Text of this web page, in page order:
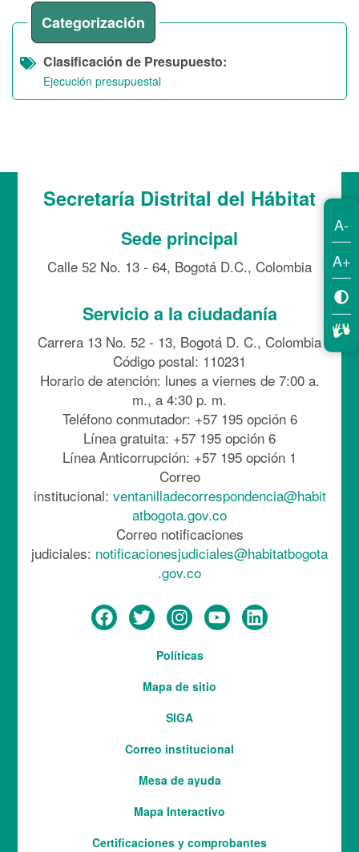
Categorización
Clasificación de Presupuesto
Ejecución presupuestal
Secretaría Distrital del Hábitat
Sede principal
Calle 52 No. 13 - 64, Bogotá D.C., Colombia
Servicio a la ciudadanía
Carrera 13 No. 52 - 13, Bogotá D. C., Colombia
Código postal: 110231
Horario de atención: lunes a viernes de 7:00 a.
m., a 4:30 p. m.
Teléfono conmutador: +57 195 opción 6
Línea gratuita: +57 195 opción 6
Línea Anticorrupción: +57 195 opción 1
Correo
institucional: ventanilladecorrespondencia@habit
atbogota.gov.co
Correo notificaciones
judiciales: notificacionesjudiciales@habitatbogota
.gov.co
Políticas
Mapa de sitio
SIGA
Correo institucional
Mesa de ayuda
Mapa Interactivo
ServicesCertificaciones y comprobantes
A-
A+